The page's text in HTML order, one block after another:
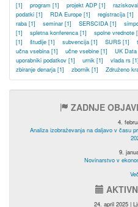
[1]
program [1] projekt ADP [1]
podatki [1] RDA Europe [1] registracija [1]
raba [1] seminar [1] SERSCIDA [1]
[1]
spletna konferenca [1] spolne vrednote
[1]
študije [1] subvencija [1] SURS [1]
učna vsebina [1] učne vsebine [1] UK Data
uporabniki podatkov [1] urnik [1] vlada rs [1]
zbiranje denarja [1] zbornik [1] Združeno
ZADNJE
4.
Analiza izobraževanja na daljavo v času
9.
Novinarstvo v
24. april 2025 |